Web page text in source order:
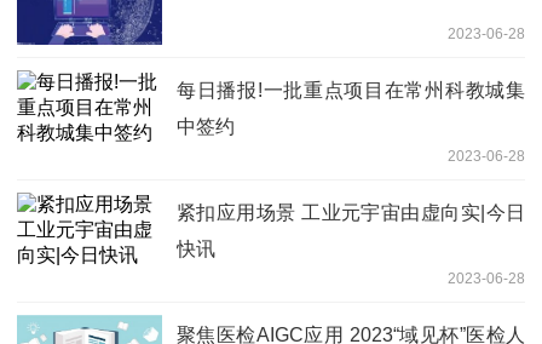
2023-06-28
每日播报!一批重点项目在常州科教城集
中签约
2023-06-28
紧扣应用场景 工业元宇宙由虚向实|今日
快讯
2023-06-28
聚焦医检AIGC应用 2023“域见杯”医检人